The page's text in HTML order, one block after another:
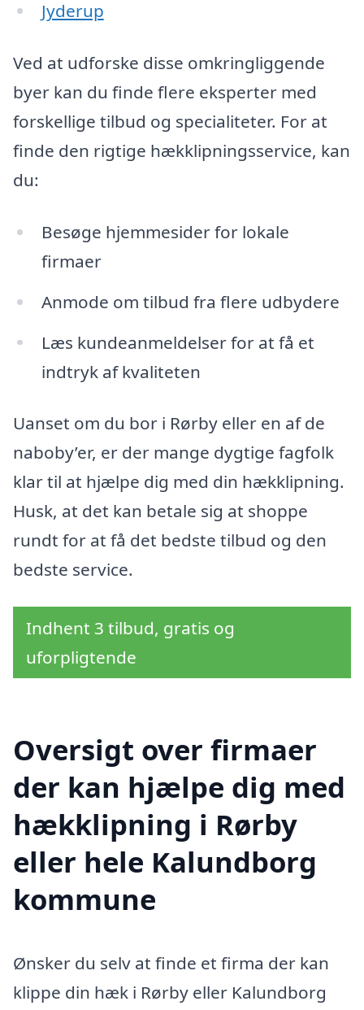
Jyderup
Ved at udforske disse omkringliggende
byer kan du finde flere eksperter med
forskellige tilbud og specialiteter. For at
finde den rigtige hækklipningsservice, kan
du:
Besøge hjemmesider for lokale
firmaer
Anmode om tilbud fra flere udbydere
Læs kundeanmeldelser for at få et
indtryk af kvaliteten
Uanset om du bor i Rørby eller en af de
naboby’er, er der mange dygtige fagfolk
klar til at hjælpe dig med din hækklipning.
Husk, at det kan betale sig at shoppe
rundt for at få det bedste tilbud og den
bedste service.
Indhent 3 tilbud, gratis og
uforpligtende
Oversigt over firmaer
der kan hjælpe dig med
hækklipning i Rørby
eller hele Kalundborg
kommune
Ønsker du selv at finde et firma der kan
klippe din hæk i Rørby eller Kalundborg